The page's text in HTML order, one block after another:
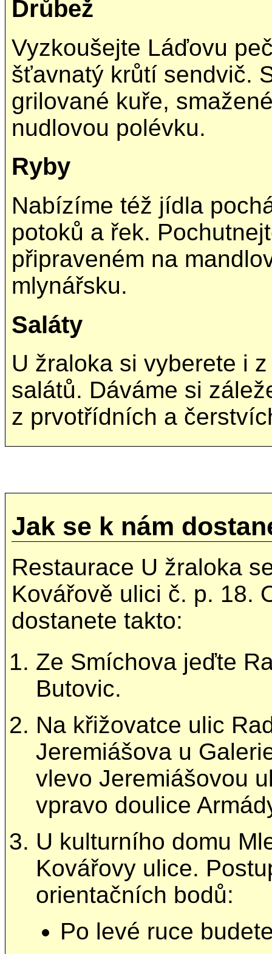
Drůbež
Vyzkoušejte Láďovu
šťavnatý krůtí sendvič.
grilované kuře,
nudlovou polévku.
Ryby
Nabízíme též jídla
potoků a řek.
připraveném na
mlynářsku.
Saláty
U žraloka si vyberete i
salátů. Dáváme si
z prvotřídních a
Jak se k nám
Restaurace U žraloka
Kovářově ulici č. p. 18.
dostanete takto:
Ze Smíchova jeďte
Butovic.
Na křižovatce ulic
Jeremiášova u
vlevo Jeremiášovou
vpravo doulice
U kulturního domu
Kovářovy ulice.
orientačních bodů:
Po levé ruce